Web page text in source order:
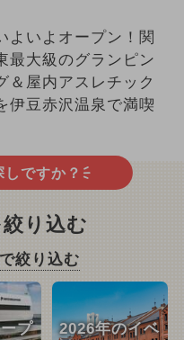
よいよオープン！関
最大級のグランピン
＆屋内アスレチック
伊豆赤沢温泉で満喫
しですか？
り込む
絞り込む
プ
2026年のイベ